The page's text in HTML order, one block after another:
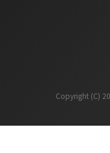
Copyright (C)